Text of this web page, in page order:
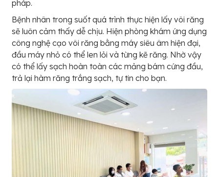
pháp.
Bệnh nhân trong suốt quá trình thực hiện lấy vôi răng
sẽ luôn cảm thấy dễ chịu. Hiện phòng khám ứng dụng
công nghệ cạo vôi răng bằng máy siêu âm hiện đại,
đầu máy nhỏ có thể len lỏi và từng kẽ răng. Nhờ vậy
có thể lấy sạch hoàn toàn các mảng bám cứng đầu,
trả lại hàm răng trắng sạch, tự tin cho bạn.